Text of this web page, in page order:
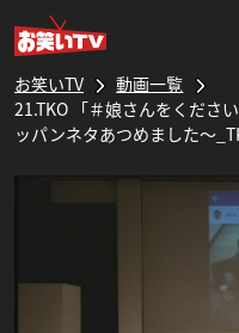
お笑いTV
動画一覧
21.TKO 「＃娘さんをくださ
ッパンネタあつめました〜